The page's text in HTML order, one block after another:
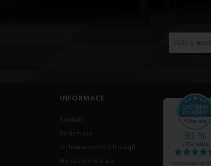
INFORMACE
Kontakt
Reklamace
Ochrana osobních údajů
Nejčastejší dotazy